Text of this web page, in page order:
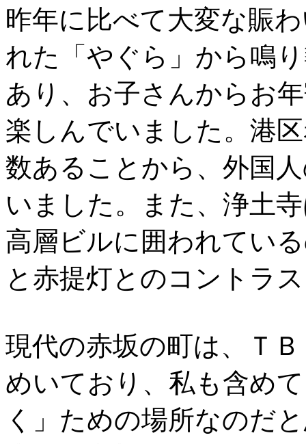
昨年に比べて大変な賑
れた「やぐら」から鳴
あり、お子さんからお
楽しんでいました。港
数あることから、外国
いました。また、浄土
高層ビルに囲われてい
と赤提灯とのコントラ
現代の赤坂の町は、Ｔ
めいており、私も含め
く」ための場所なのだ